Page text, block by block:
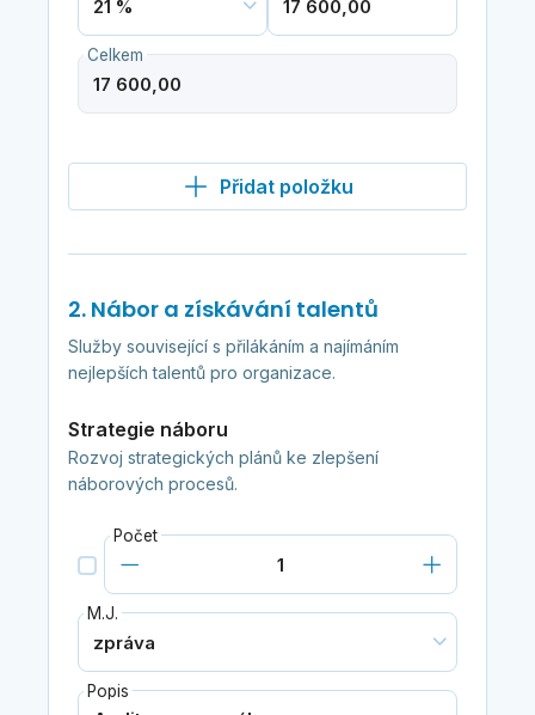
Celkem
Přidat položku
2. Nábor a získávání talentů
Služby související s přilákáním a najímáním
nejlepších talentů pro organizace.
Strategie náboru
Rozvoj strategických plánů ke zlepšení
náborových procesů.
Počet
M.J.
Popis